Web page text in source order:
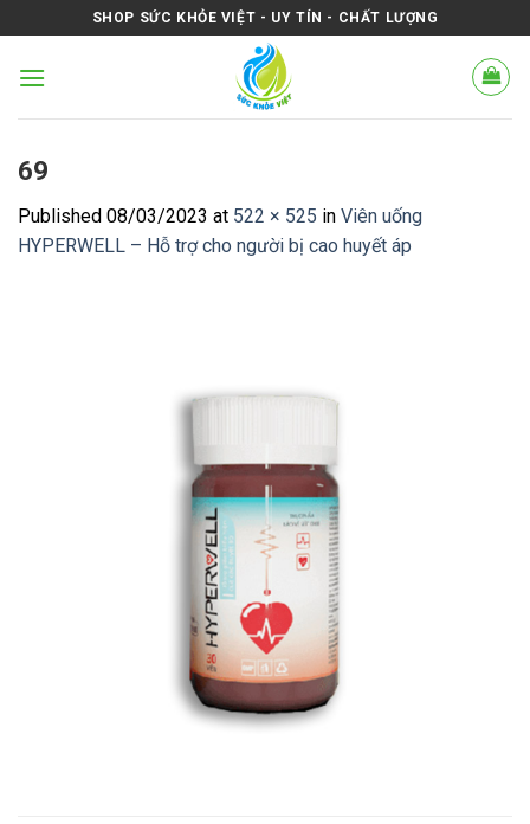
to
content
SHOP SỨC KHỎE VIỆT - UY TÍN - CHẤT LƯỢNG
69
Published 08/03/2023 at 522 × 525 in Viên uống
HYPERWELL – Hỗ trợ cho người bị cao huyết áp